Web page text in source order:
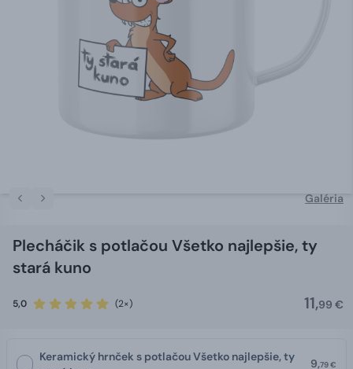
Galéria
Plecháčik s potlačou Všetko najlepšie, ty
stará kuno
5,0 (2×) 11,99 €
Keramický hrnček s potlačou Všetko najlepšie, ty
9,79 €